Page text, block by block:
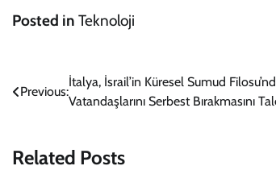
Posted in Teknoloji
Yazı
Previous:
İtalya, İsrail’in Küresel Sumud
Vatandaşlarını Serbest Bırakmasını
Related Posts